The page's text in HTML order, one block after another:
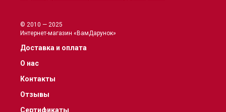
© 2010 — 2025
Интернет-магазин «ВамДарунок»
Доставка и оплата
О нас
Контакты
Отзывы
Сертификаты